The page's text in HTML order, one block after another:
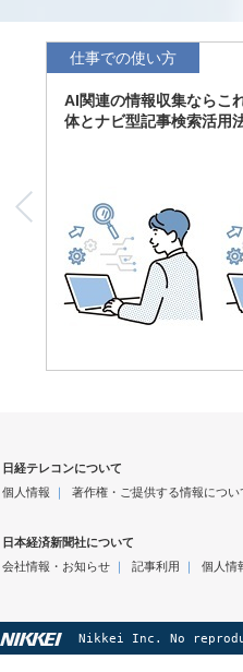
「日経POS情報マーケット
績の市場動向を速報
度の予想を実施
仕事での使い方
AI関連の情報収集ならこ
体とナビ型記事検索活用
日経テレコンについて
個人情報 ｜ 著作権・ご提供する情報につい
日本経済新聞社について
会社情報・お知らせ｜ 記事利用 ｜ 個人情
Nikkei Inc. No